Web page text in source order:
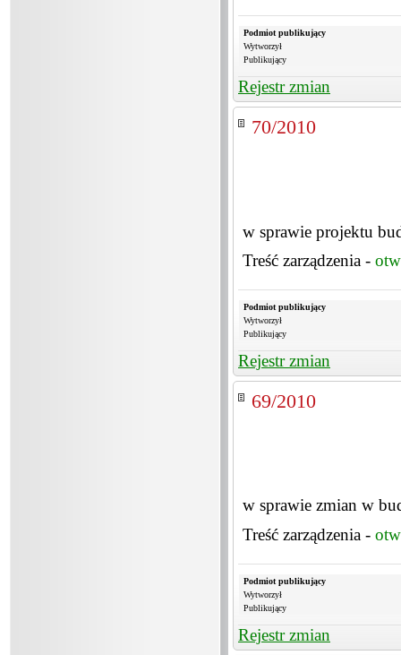
Podmiot publikujący
Wytworzył
Publikujący
Rejestr zmian
70/2010
w sprawie projektu
Treść zarządzenia -
Podmiot publikujący
Wytworzył
Publikujący
Rejestr zmian
69/2010
w sprawie zmian w
Treść zarządzenia -
Podmiot publikujący
Wytworzył
Publikujący
Rejestr zmian